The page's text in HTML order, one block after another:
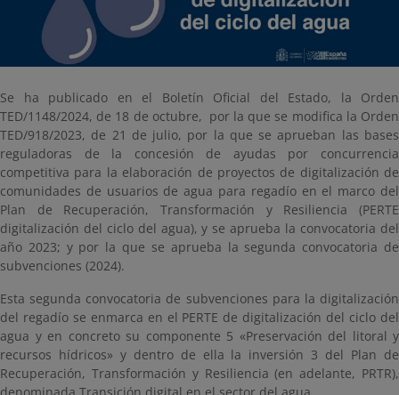
Se ha publicado en el Boletín Oficial del Estado, la Orden
TED/1148/2024, de 18 de octubre, por la que se modifica la Orden
TED/918/2023, de 21 de julio, por la que se aprueban las bases
reguladoras de la concesión de ayudas por concurrencia
competitiva para la elaboración de proyectos de digitalización de
comunidades de usuarios de agua para regadío en el marco del
Plan de Recuperación, Transformación y Resiliencia (PERTE
digitalización del ciclo del agua), y se aprueba la convocatoria del
año 2023; y por la que se aprueba la segunda convocatoria de
subvenciones (2024).
Esta segunda convocatoria de subvenciones para la digitalización
del regadío se enmarca en el PERTE de digitalización del ciclo del
agua y en concreto su componente 5 «Preservación del litoral y
recursos hídricos» y dentro de ella la inversión 3 del Plan de
Recuperación, Transformación y Resiliencia (en adelante, PRTR),